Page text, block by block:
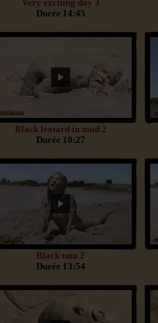
Very exciting day 3
Durée 14:45
Black leotard in mud 2
Durée 10:27
Black tutu 2
Durée 13:54